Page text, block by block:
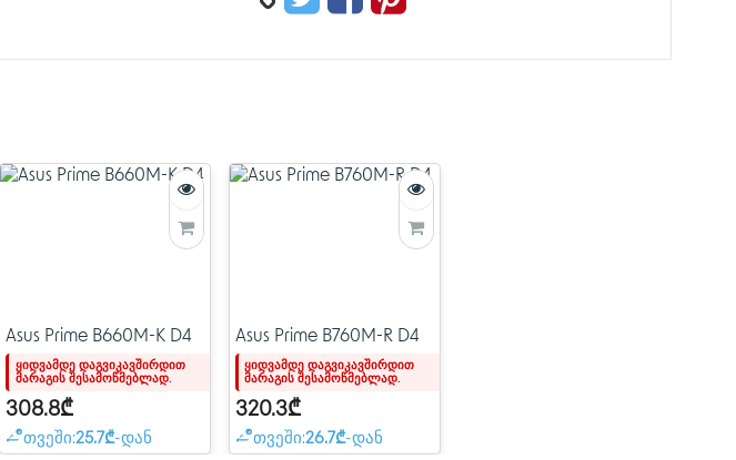
9000 სერიის პროცესორების სრული პოტენციალის გამოსავლენად. ძლიერი
ინტუიციური პროგრამული უზრუნველყოფისა და firmware-ის ფუნქციების
მეშვეობით. ის შექმნილია როგორც მოწინავე ხელოვნური ინტელექტის
მქონე კომპიუტერისთვის მზად, რაც გთავაზობთ ენერგიას და კავშირს, რაც
საჭიროა მომთხოვნი ხელოვნური ინტელექტის აპლიკაციებისთვის.
Asus Prime B660M-K D4
ყიდვამდე დაგვიკავშირდით
მარაგის შესამოწმებლად.
308.8₾
თვეში:25.7₾-დან
Asus Prime B760M-R D4
ყიდვამდე დაგვიკავშირდით
მარაგის შესამოწმებლად.
320.3₾
თვეში:26.7₾-დან